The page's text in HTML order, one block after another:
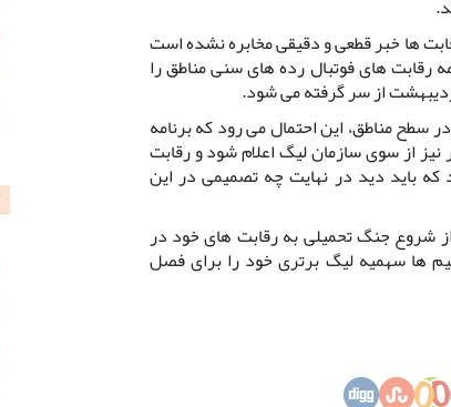
ها خبر قطعی و دقیقی مخابره نشده است
رقابت های فوتبال رده های سنی مناطق را
سطح مناطق، این احتمال می رود که برنامه
از سوی سازمان لیگ اعلام شود و رقابت
که باید دید در نهایت چه تصمیمی در این
شروع جنگ تحمیلی به رقابت های خود در
ها سهمیه لیگ برتری خود را برای فصل